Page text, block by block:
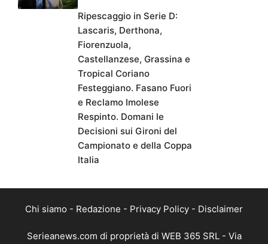
Ripescaggio in Serie D:
Lascaris, Derthona,
Fiorenzuola,
Castellanzese, Grassina e
Tropical Coriano
Festeggiano. Fasano Fuori
e Reclamo Imolese
Respinto. Domani le
Decisioni sui Gironi del
Campionato e della Coppa
Italia
Chi siamo - Redazione - Privacy Policy - Disclaimer
Serieanews.com di proprietà di WEB 365 SRL - Via